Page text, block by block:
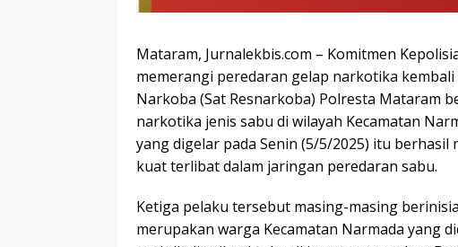
Mataram, Jurnalekbis.com – Komitmen
memerangi peredaran gelap narkotika kembali
Narkoba (Sat Resnarkoba) Polresta Mataram
narkotika jenis sabu di wilayah Kecamatan
yang digelar pada Senin (5/5/2025) itu
kuat terlibat dalam jaringan peredaran sabu.
Ketiga pelaku tersebut masing-masing
merupakan warga Kecamatan Narmada yang